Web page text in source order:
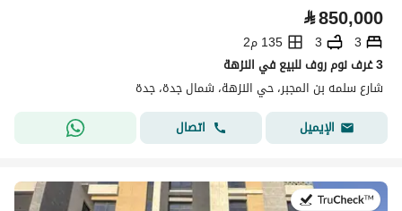
⃁850,000
3
3
135 م2
3 غرف نوم روف للبيع في النزهة
شارع سلمه بن المجبر، حي النزهة، شمال جدة، جدة
الإيميل
اتصال
في:2 أغسطس 2026